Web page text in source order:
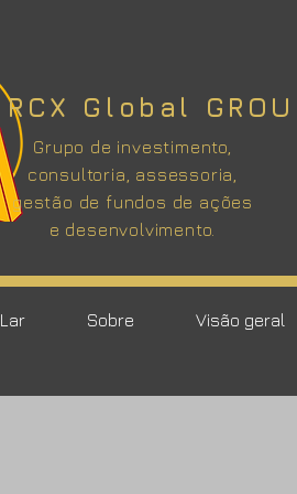
RCX Global
Grupo de investimento,
consultoria, assessoria,
gestão de fundos de ações
e desenvolvimento.
Lar Sobre Visão geral